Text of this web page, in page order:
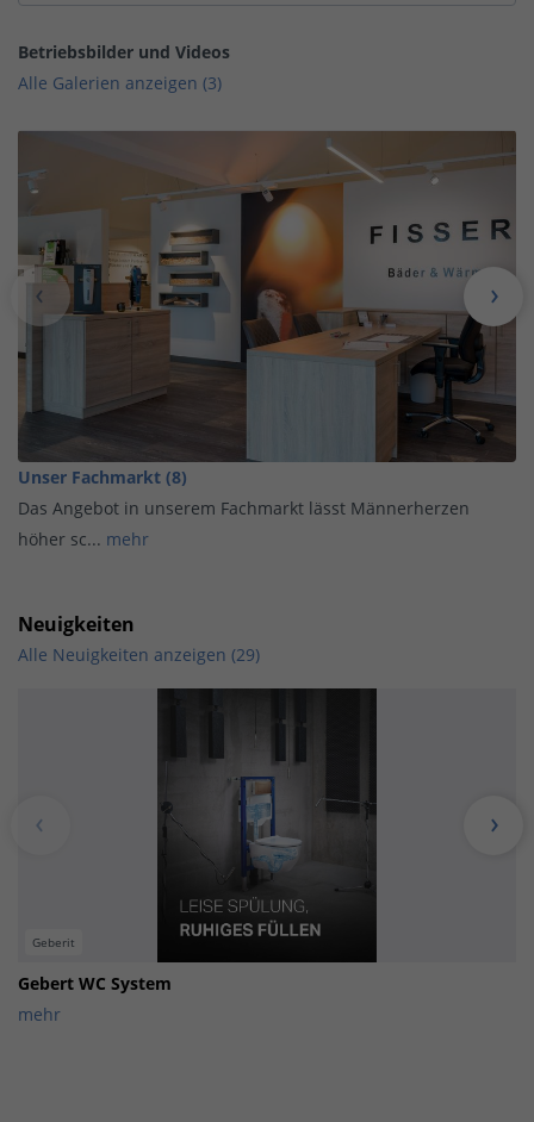
Betriebsbilder und Videos
Alle Galerien anzeigen (3)
Unser Fachmarkt (8)
Das Angebot in unserem Fachmarkt lässt Männerherzen
höher sc... mehr
Neuigkeiten
Alle Neuigkeiten anzeigen (29)
Geberit
Gebert WC System
mehr